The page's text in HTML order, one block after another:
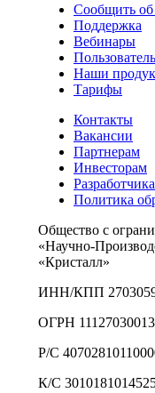
Сообщить
Поддержка
Вебинары
Наши
Тарифы
Контакты
Вакансии
Партнерам
Инвесторам
Политика
Общество с
«Научно-
«Кристалл»
ИНН/КПП
ОГРН
Р/С
К/С